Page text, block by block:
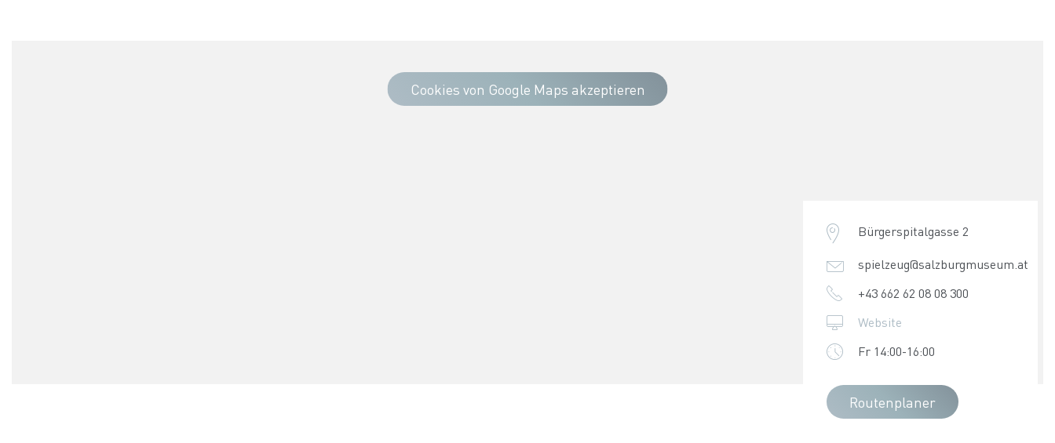
Cookies von Google Maps akzeptieren
Bürgerspitalgasse 2
spielzeug@salzburgmuseum.at
+43 662 62 08 08 300
Website
Fr 14:00-16:00
Routenplaner